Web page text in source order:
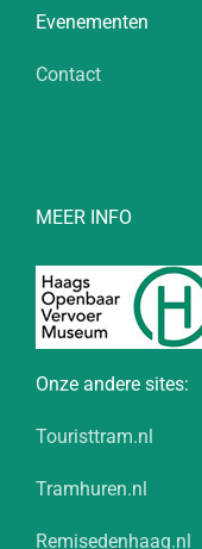
Evenementen
Contact
MEER INFO
Onze andere sites:
Touristtram.nl
Tramhuren.nl
Remisedenhaag.nl